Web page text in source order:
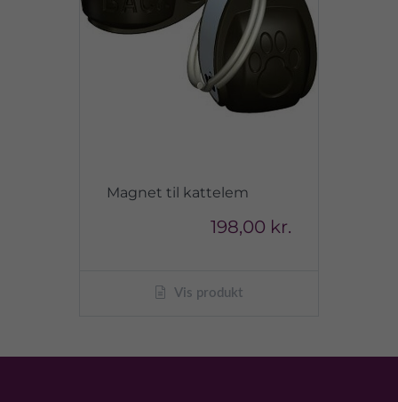
Magnet til kattelem
198,00 kr.
Vis produkt